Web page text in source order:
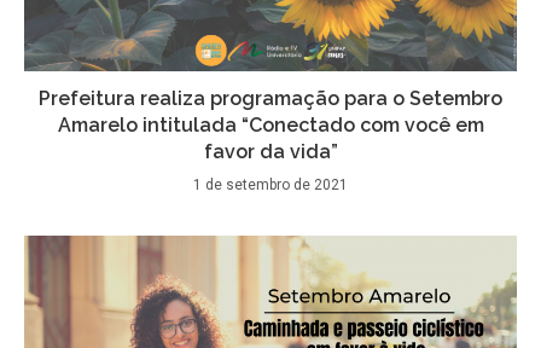
Prefeitura realiza programação para o Setembro
Amarelo intitulada “Conectado com você em
favor da vida”
1 de setembro de 2021